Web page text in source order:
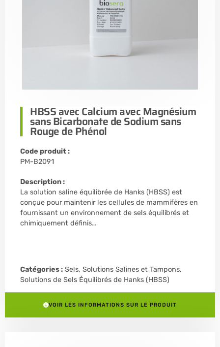
HBSS avec Calcium avec Magnésium
sans Bicarbonate de Sodium sans
Rouge de Phénol
Code produit :
PM-B2091
Description :
La solution saline équilibrée de Hanks (HBSS) est
conçue pour maintenir les cellules de mammifères en
fournissant un environnement de sels équilibrés et
chimiquement définis…
Catégories : Sels, Solutions Salines et Tampons,
Solutions de Sels Équilibrés de Hanks (HBSS)
VOIR LES INFORMATIONS SUR LE PRODUIT